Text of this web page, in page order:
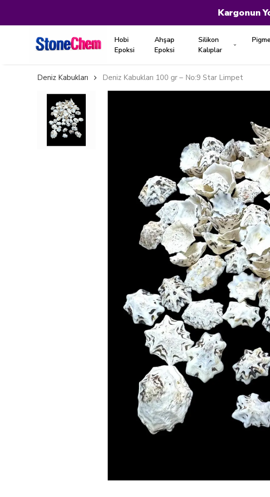
Kargonun
Hobi
Epoksi
Ahşap
Epoksi
Silikon
Kalıplar
Deniz Kabukları Deniz Kabukları 100 gr – No:9 Star Limpet